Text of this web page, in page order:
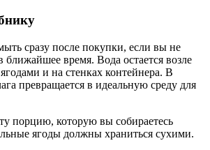
сразу после покупки, если вы не
ближайшее время. Вода остается возле
и на стенках контейнера. В
превращается в идеальную среду для
порцию, которую вы собираетесь
ягоды должны храниться сухими.